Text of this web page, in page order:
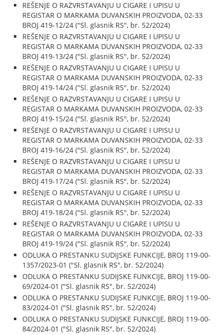
REŠENJE O RAZVRSTAVANJU U CIGARE I UPISU U
REGISTAR O MARKAMA DUVANSKIH PROIZVODA, 02-33
BROJ 419-12/24 ("Sl. glasnik RS", br. 52/2024)
REŠENJE O RAZVRSTAVANJU U CIGARE I UPISU U
REGISTAR O MARKAMA DUVANSKIH PROIZVODA, 02-33
BROJ 419-13/24 ("Sl. glasnik RS", br. 52/2024)
REŠENJE O RAZVRSTAVANJU U CIGARE I UPISU U
REGISTAR O MARKAMA DUVANSKIH PROIZVODA, 02-33
BROJ 419-14/24 ("Sl. glasnik RS", br. 52/2024)
REŠENJE O RAZVRSTAVANJU U CIGARE I UPISU U
REGISTAR O MARKAMA DUVANSKIH PROIZVODA, 02-33
BROJ 419-15/24 ("Sl. glasnik RS", br. 52/2024)
REŠENJE O RAZVRSTAVANJU U CIGARE I UPISU U
REGISTAR O MARKAMA DUVANSKIH PROIZVODA, 02-33
BROJ 419-16/24 ("Sl. glasnik RS", br. 52/2024)
REŠENJE O RAZVRSTAVANJU U CIGARE I UPISU U
REGISTAR O MARKAMA DUVANSKIH PROIZVODA, 02-33
BROJ 419-17/24 ("Sl. glasnik RS", br. 52/2024)
REŠENJE O RAZVRSTAVANJU U CIGARE I UPISU U
REGISTAR O MARKAMA DUVANSKIH PROIZVODA, 02-33
BROJ 419-18/24 ("Sl. glasnik RS", br. 52/2024)
REŠENJE O RAZVRSTAVANJU U CIGARE I UPISU U
REGISTAR O MARKAMA DUVANSKIH PROIZVODA, 02-33
BROJ 419-19/24 ("Sl. glasnik RS", br. 52/2024)
ODLUKA O PRESTANKU SUDIJSKE FUNKCIJE, BROJ 119-00-
1357/2023-01 ("Sl. glasnik RS", br. 52/2024)
ODLUKA O PRESTANKU SUDIJSKE FUNKCIJE, BROJ 119-00-
69/2024-01 ("Sl. glasnik RS", br. 52/2024)
ODLUKA O PRESTANKU SUDIJSKE FUNKCIJE, BROJ 119-00-
83/2024-01 ("Sl. glasnik RS", br. 52/2024)
ODLUKA O PRESTANKU SUDIJSKE FUNKCIJE, BROJ 119-00-
84/2024-01 ("Sl. glasnik RS", br. 52/2024)